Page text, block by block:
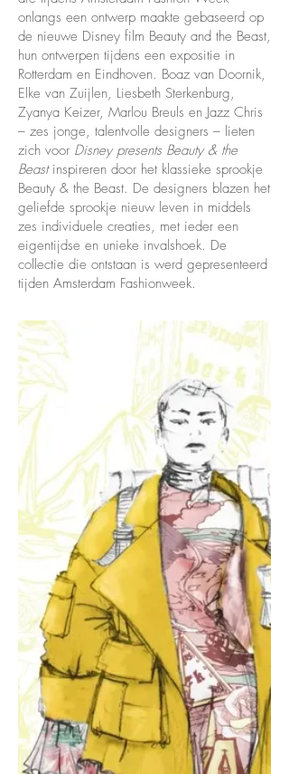
onlangs een ontwerp maakte gebaseerd op
de nieuwe Disney film Beauty and the Beast,
hun ontwerpen tijdens een expositie in
Rotterdam en Eindhoven. Boaz van Doornik,
Elke van Zuijlen, Liesbeth Sterkenburg,
Zyanya Keizer, Marlou Breuls en Jazz Chris
– zes jonge, talentvolle designers – lieten
zich voor Disney presents Beauty & the
Beastinspireren door het klassieke sprookje
Beauty & the Beast. De designers blazen het
geliefde sprookje nieuw leven in middels
zes individuele creaties, met ieder een
eigentijdse en unieke invalshoek. De
collectie die ontstaan is werd gepresenteerd
tijden Amsterdam Fashionweek.